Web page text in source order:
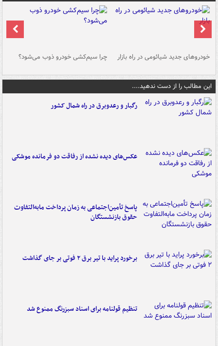
خودروهای جدید شیائومی در راه بازار چرا سیم‌کشی خودرو ذوب می‌شود؟
این مطالب را از دست ندهید....
رگبار و رعدوبرق در راه شمال کشور
عکس‌های دیده نشده از رفاقت دو فرمانده‌ موشکی
پاسخ تأمین‌اجتماعی به زمان پرداخت مابه‌التفاوت
حقوق بازنشستگان
برخورد پراید با تیر برق ۲ فوتی بر جای گذاشت
تنظیم قولنامه برای اسناد سبزرنگ ممنوع شد